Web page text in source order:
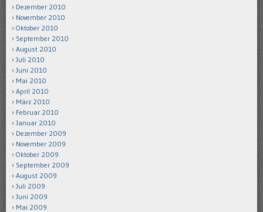
Dezember 2010
November 2010
Oktober 2010
September 2010
August 2010
Juli 2010
Juni 2010
Mai 2010
April 2010
März 2010
Februar 2010
Januar 2010
Dezember 2009
November 2009
Oktober 2009
September 2009
August 2009
Juli 2009
Juni 2009
Mai 2009